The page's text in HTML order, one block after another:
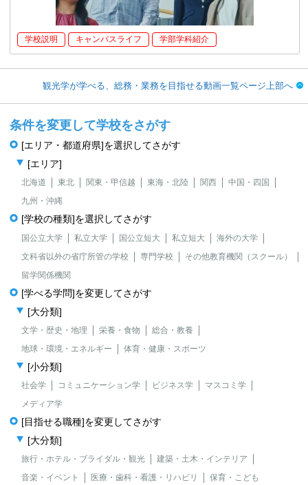
学校説明 キャンパスライフ 学部学科紹介
観光学が学べる、総務・業務を目指せる動画一覧ページ上部へ
条件を変更して学校をさがす
[エリア・都道府県]を選択してさがす
[エリア]
北海道 東北 関東・甲信越 東海・北陸 関西
中国・四国
九州・沖縄
[学校の種類]を選択してさがす
国公立大学 私立大学 国公立短大 私立短大
海外の大学
文科省以外の省庁所管の学校
専門学校
その他教育機関（スクール）
留学関係機関
[学べる学問]を変更してさがす
[大分類]
文学・歴史・地理 栄養・食物
総合・教養
地球・環境・エネルギー
体育・健康・スポーツ
[小分類]
社会学 コミュニケーション学 ビジネス学
マスコミ学
メディア学
[目指せる職種]を変更してさがす
[大分類]
旅行・ホテル・ブライダル・観光
建築・土木・インテリア
音楽・イベント
医療・歯科・看護・リハビリ 保育・こども